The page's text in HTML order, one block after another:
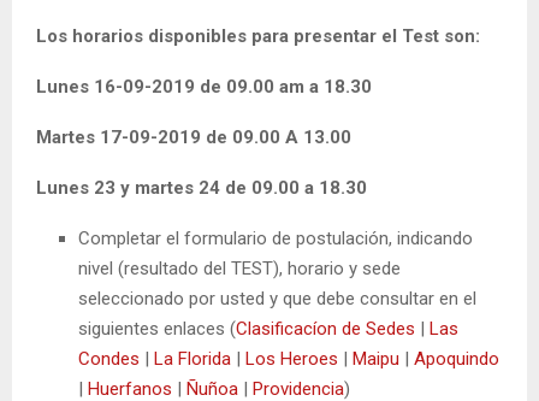
Los horarios disponibles para presentar el Test son:
Lunes 16-09-2019 de 09.00 am a 18.30
Martes 17-09-2019 de 09.00 A 13.00
Lunes 23 y martes 24 de 09.00 a 18.30
Completar el formulario de postulación, indicando
nivel (resultado del TEST), horario y sede
seleccionado por usted y que debe consultar en el
siguientes enlaces (Clasificacíon de Sedes | Las
Condes | La Florida | Los Heroes | Maipu | Apoquindo
| Huerfanos | Ñuñoa | Providencia)